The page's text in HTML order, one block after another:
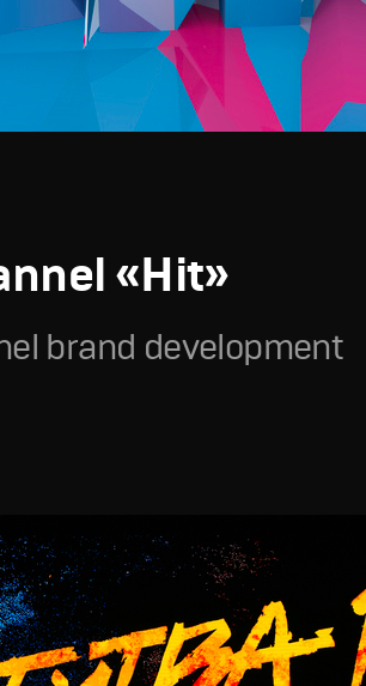
«Hit»
brand development